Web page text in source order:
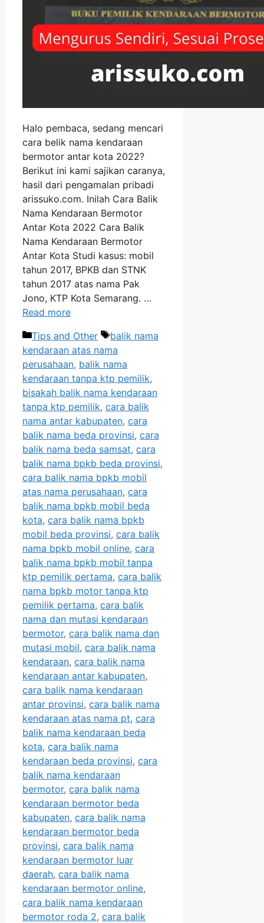
Halo pembaca, sedang mencari
cara belik nama kendaraan
bermotor antar kota 2022?
Berikut ini kami sajikan caranya,
hasil dari pengamalan pribadi
arissuko.com. Inilah Cara Balik
Nama Kendaraan Bermotor
Antar Kota 2022 Cara Balik
Nama Kendaraan Bermotor
Antar Kota Studi kasus: mobil
tahun 2017, BPKB dan STNK
tahun 2017 atas nama Pak
Jono, KTP Kota Semarang. …
Read more
Categories
Tips and Other Tags
balik nama
kendaraan atas nama
perusahaan, balik nama
kendaraan tanpa ktp pemilik,
bisakah balik nama kendaraan
tanpa ktp pemilik, cara balik
nama antar kabupaten, cara
balik nama beda provinsi, cara
balik nama beda samsat, cara
balik nama bpkb beda provinsi,
cara balik nama bpkb mobil
atas nama perusahaan, cara
balik nama bpkb mobil beda
kota, cara balik nama bpkb
mobil beda provinsi, cara balik
nama bpkb mobil online, cara
balik nama bpkb mobil tanpa
ktp pemilik pertama, cara balik
nama bpkb motor tanpa ktp
pemilik pertama, cara balik
nama dan mutasi kendaraan
bermotor, cara balik nama dan
mutasi mobil, cara balik nama
kendaraan, cara balik nama
kendaraan antar kabupaten,
cara balik nama kendaraan
antar provinsi, cara balik nama
kendaraan atas nama pt, cara
balik nama kendaraan beda
kota, cara balik nama
kendaraan beda provinsi, cara
balik nama kendaraan
bermotor, cara balik nama
kendaraan bermotor beda
kabupaten, cara balik nama
kendaraan bermotor beda
provinsi, cara balik nama
kendaraan bermotor luar
daerah, cara balik nama
kendaraan bermotor online,
cara balik nama kendaraan
bermotor roda 2, cara balik